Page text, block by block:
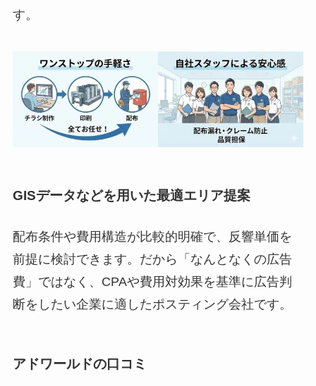
す。
GISデータなどを用いた最適エリア提案
配布条件や費用構造が比較的明確で、反響単価を
前提に検討できます。だから「なんとなくの広告
費」ではなく、CPAや費用対効果を基準に広告判
断をしたい企業に適したポスティング会社です。
アドワールドの口コミ